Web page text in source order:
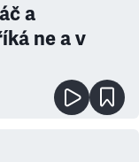
a
ne a v